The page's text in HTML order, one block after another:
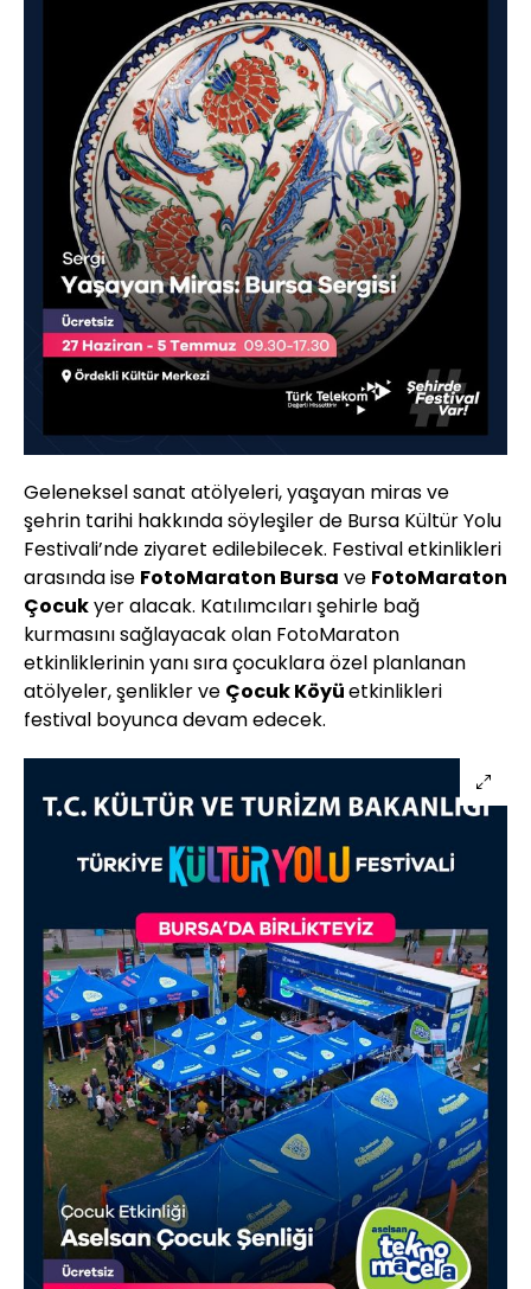
Geleneksel sanat atölyeleri, yaşayan miras ve
şehrin tarihi hakkında söyleşiler de Bursa Kültür Yolu
Festivali’nde ziyaret edilebilecek. Festival etkinlikleri
arasında ise FotoMaraton Bursa ve FotoMaraton
Çocukyer alacak. Katılımcıları şehirle bağ
kurmasını sağlayacak olan FotoMaraton
etkinliklerinin yanı sıra çocuklara özel planlanan
atölyeler, şenlikler ve Çocuk Köyüetkinlikleri
festival boyunca devam edecek.